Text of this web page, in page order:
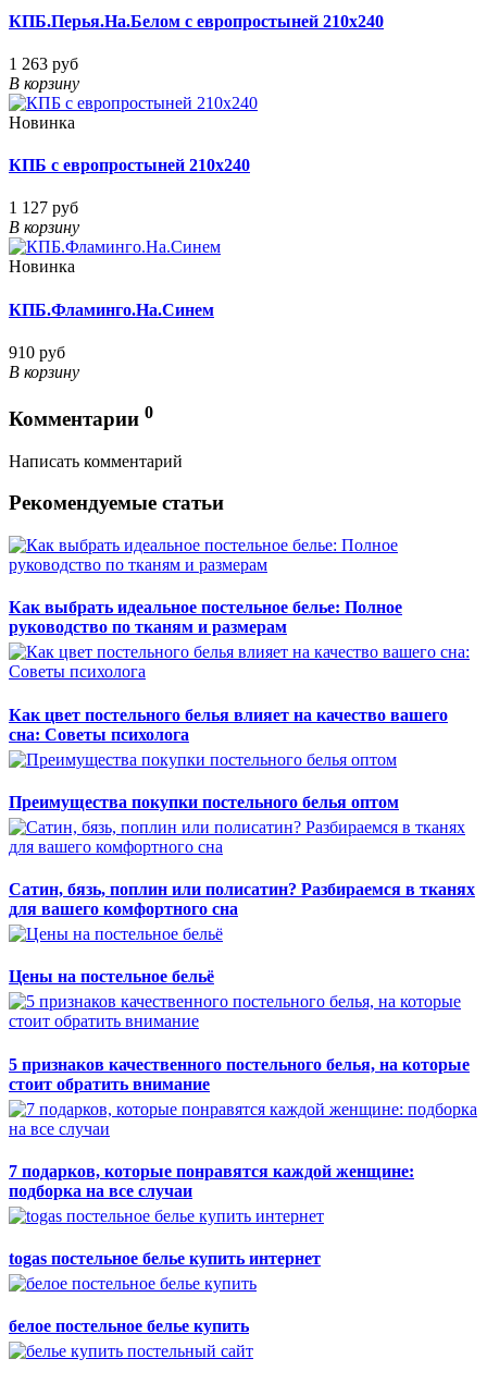
КПБ.Перья.На.Белом с европростыней 210х240
1 263 руб
В корзину
Новинка
КПБ с европростыней 210х240
1 127 руб
В корзину
Новинка
КПБ.Фламинго.На.Синем
910 руб
В корзину
Комментарии 0
Написать комментарий
Рекомендуемые статьи
Как выбрать идеальное постельное белье: Полное
руководство по тканям и размерам
Как цвет постельного белья влияет на качество вашего
сна: Советы психолога
Преимущества покупки постельного белья оптом
Сатин, бязь, поплин или полисатин? Разбираемся в тканях
для вашего комфортного сна
Цены на постельное бельё
5 признаков качественного постельного белья, на которые
стоит обратить внимание
7 подарков, которые понравятся каждой женщине:
подборка на все случаи
togas постельное белье купить интернет
белое постельное белье купить